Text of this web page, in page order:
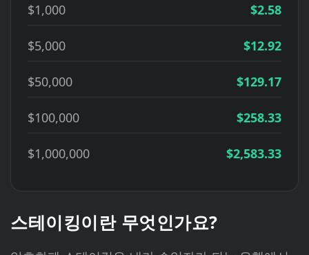
$1,000 $2.58
$5,000 $12.92
$50,000 $129.17
$100,000 $258.33
$1,000,000 $2,583.33
스테이킹이란 무엇인가요?